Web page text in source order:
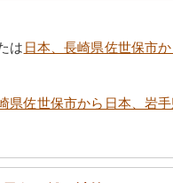
は 日本、長崎県佐世保市
県佐世保市から日本、岩